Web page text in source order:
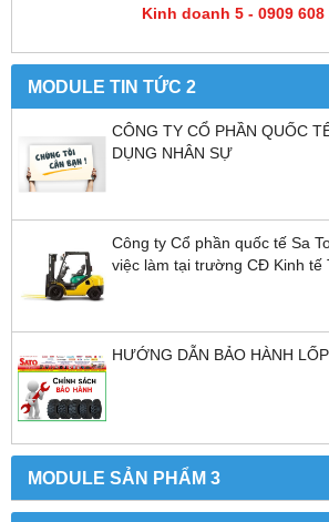
Kinh doanh 5 - 0909 608
MODULE TIN TỨC 2
CÔNG TY CỔ PHẦN QUỐC
DỤNG NHÂN SỰ
Công ty Cổ phần quốc tế Sa
việc làm tại trường CĐ Kinh tế
HƯỚNG DẪN BẢO HÀNH
MODULE SẢN PHẨM 3